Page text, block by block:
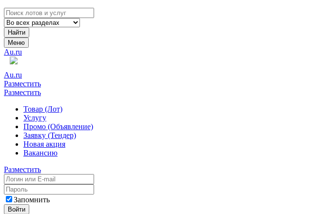
Найти
Меню
Au.ru
Au.ru
Разместить
Разместить
Товар (Лот)
Услугу
Промо (Объявление)
Заявку (Тендер)
Новая акция
Вакансию
Разместить
Запомнить
Войти